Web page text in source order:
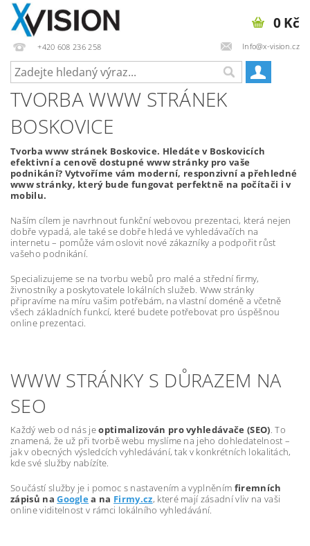
+420 608 236 258 Info@x-vision.cz
0 Kč
TVORBA WWW STRÁNEK
BOSKOVICE
Tvorba www stránek Boskovice. Hledáte v Boskovicích
efektivní a cenově dostupné www stránky pro vaše
podnikání? Vytvoříme vám moderní, responzivní a přehledné
www stránky, který bude fungovat perfektně na počítači i v
mobilu.
Naším cílem je navrhnout funkční webovou prezentaci, která nejen
dobře vypadá, ale také se dobře hledá ve vyhledávačích na
internetu – pomůže vám oslovit nové zákazníky a podpořit růst
vašeho podnikání.
Specializujeme se na tvorbu webů pro malé a střední firmy,
živnostníky a poskytovatele lokálních služeb. Www stránky
připravíme na míru vašim potřebám, na vlastní doméně a včetně
všech základních funkcí, které budete potřebovat pro úspěšnou
online prezentaci.
WWW STRÁNKY S DŮRAZEM NA
SEO
Každý web od nás jeoptimalizován pro vyhledávače (SEO). To
znamená, že už při tvorbě webu myslíme na jeho dohledatelnost –
jak v obecných výsledcích vyhledávání, tak v konkrétních lokalitách,
kde své služby nabízíte.
Součástí služby je i pomoc s nastavením a vyplněním firemních
zápisů naGooglea na Firmy.cz, které mají zásadní vliv na vaši
online viditelnost v rámci lokálního vyhledávání.